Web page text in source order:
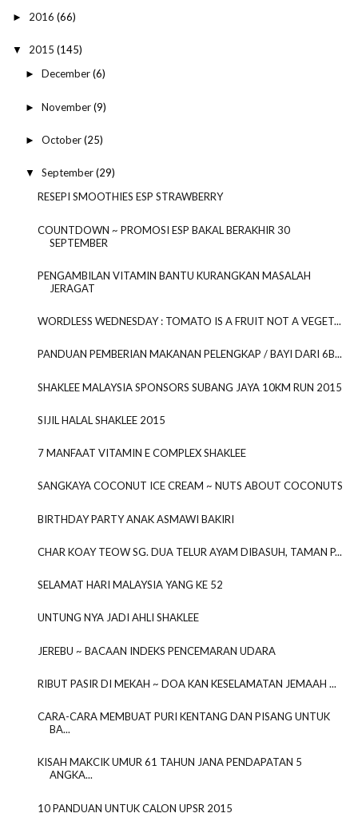
► 2016 (66)
▼ 2015 (145)
► December(6)
► November(9)
► October(25)
▼ September(29)
RESEPI SMOOTHIES ESP STRAWBERRY
COUNTDOWN ~ PROMOSI ESP BAKAL BERAKHIR 30
SEPTEMBER
PENGAMBILAN VITAMIN BANTU KURANGKAN MASALAH
JERAGAT
WORDLESS WEDNESDAY : TOMATO IS A FRUIT NOT A VEGET...
PANDUAN PEMBERIAN MAKANAN PELENGKAP / BAYI DARI 6B...
SHAKLEE MALAYSIA SPONSORS SUBANG JAYA 10KM RUN 2015
SIJIL HALAL SHAKLEE 2015
7 MANFAAT VITAMIN E COMPLEX SHAKLEE
SANGKAYA COCONUT ICE CREAM ~ NUTS ABOUT COCONUTS
BIRTHDAY PARTY ANAK ASMAWI BAKIRI
CHAR KOAY TEOW SG. DUA TELUR AYAM DIBASUH, TAMAN P...
SELAMAT HARI MALAYSIA YANG KE 52
UNTUNG NYA JADI AHLI SHAKLEE
JEREBU ~ BACAAN INDEKS PENCEMARAN UDARA
RIBUT PASIR DI MEKAH ~ DOA KAN KESELAMATAN JEMAAH ...
CARA-CARA MEMBUAT PURI KENTANG DAN PISANG UNTUK
BA...
KISAH MAKCIK UMUR 61 TAHUN JANA PENDAPATAN 5
ANGKA...
10 PANDUAN UNTUK CALON UPSR 2015